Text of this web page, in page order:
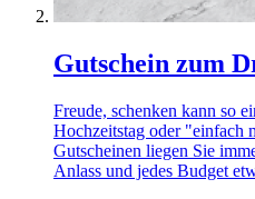
Gutschein zum
Freude, schenken kann so
Hochzeitstag oder "einfach
Gutscheinen liegen Sie
Anlass und jedes Budget